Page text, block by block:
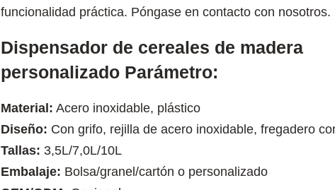
funcionalidad práctica. Póngase en contacto con nosotros.
Dispensador de cereales de madera
personalizado Parámetro:
Material: Acero inoxidable, plástico
Diseño: Con grifo, rejilla de acero inoxidable, fregadero
Tallas: 3,5L/7,0L/10L
Embalaje: Bolsa/granel/cartón o personalizado